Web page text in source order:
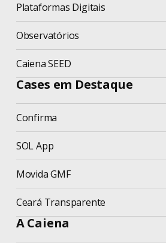
Plataformas Digitais
Observatórios
Caiena SEED
Cases em Destaque
Confirma
SOL App
Movida GMF
Ceará Transparente
A Caiena